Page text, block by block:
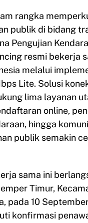
rangka
publik di bidang
Pengujian
resmi bekerja
melalui
Lite. Solusi
lima layanan
online,
hingga
publik semakin
sama ini
Timur,
pada 10
konfirmasi